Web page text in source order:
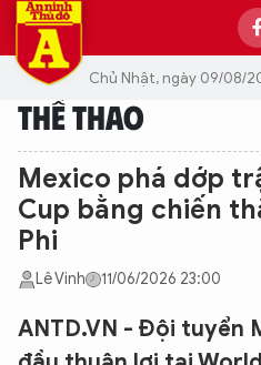
Chủ Nhật, ngày 09/08/
THỂ THAO
Mexico phá dớp
Cup bằng chiến
Phi
Lê Vinh 11/06/2026 23:00
ANTD.VN - Đội tuyển